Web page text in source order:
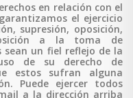
en relación con el
el ejercicio
supresión, oposición,
a la toma de
sean un fiel reflejo de la
de su derecho de
estos sufran alguna
Puede ejercer todos
a la dirección arriba